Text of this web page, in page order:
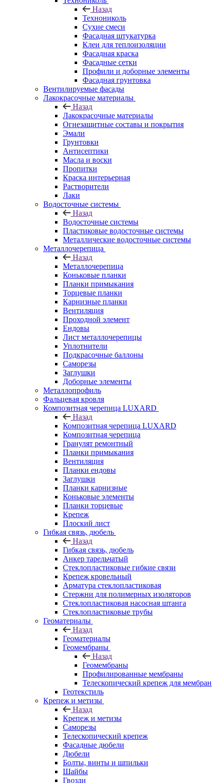
Назад
Технониколь
Сухие смеси
Фасадная штукатурка
Клеи для теплоизоляции
Фасадная краска
Фасадные сетки
Профили и доборные элементы
Фасадная грунтовка
Вентилируемые фасады
Лакокрасочные материалы
Назад
Лакокрасочные материалы
Огнезащитные составы и покрытия
Эмали
Грунтовки
Антисептики
Масла и воски
Пропитки
Краска интерьерная
Растворители
Лаки
Водосточные системы
Назад
Водосточные системы
Пластиковые водосточные системы
Металлические водосточные системы
Металлочерепица
Назад
Металлочерепица
Коньковые планки
Планки примыкания
Торцевые планки
Карнизные планки
Вентиляция
Проходной элемент
Ендовы
Лист металлочерепицы
Уплотнители
Подкрасочные баллоны
Саморезы
Заглушки
Доборные элементы
Металлопрофиль
Фальцевая кровля
Композитная черепица LUXARD
Назад
Композитная черепица LUXARD
Композитная черепица
Гранулят ремонтный
Планки примыкания
Вентиляция
Планки ендовы
Заглушки
Планки карнизные
Коньковые элементы
Планки торцевые
Крепеж
Плоский лист
Гибкая связь, дюбель
Назад
Гибкая связь, дюбель
Анкер тарельчатый
Стеклопластиковые гибкие связи
Крепеж кровельный
Арматура стеклопластиковая
Стержни для полимерных изоляторов
Стеклопластиковая насосная штанга
Стеклопластиковые трубы
Геоматериалы
Назад
Геоматериалы
Геомембраны
Назад
Геомембраны
Профилированные мембраны
Телескопический крепеж для мембран
Геотекстиль
Крепеж и метизы
Назад
Крепеж и метизы
Саморезы
Телескопический крепеж
Фасадные дюбели
Дюбели
Болты, винты и шпильки
Шайбы
Гвозди